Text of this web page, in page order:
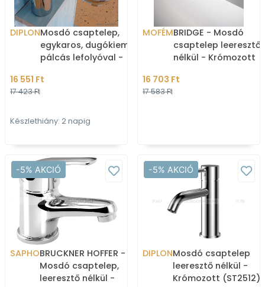
DIPLONMosdó csaptelep,
egykaros, dugókiemelő
pálcás lefolyóval -
16 551 Ft
17 423 Ft
Készlethiány: 2 napig
MOFÉMBRIDGE - Mosdó
csaptelep leeresztő
nélkül - Krómozott
16 703 Ft
17 583 Ft
-5% AKCIÓ
SAPHOBRUCKNER HOFFER -
Mosdó csaptelep,
leeresztő nélkül -
-5% AKCIÓ
DIPLONMosdó csaptelep
leeresztő nélkül -
Krómozott (ST2512)